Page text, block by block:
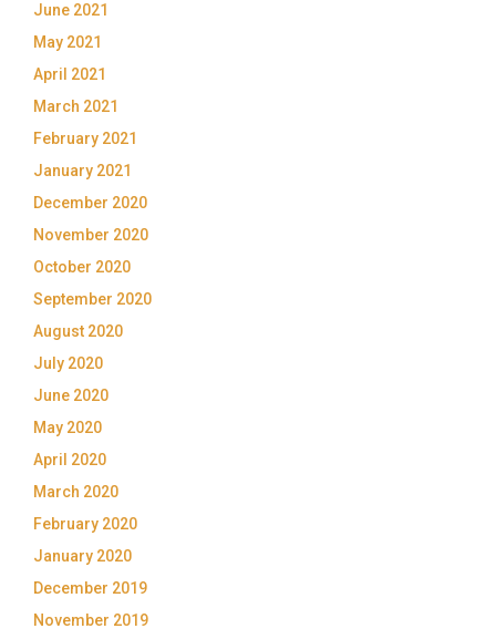
June 2021
May 2021
April 2021
March 2021
February 2021
January 2021
December 2020
November 2020
October 2020
September 2020
August 2020
July 2020
June 2020
May 2020
April 2020
March 2020
February 2020
January 2020
December 2019
November 2019